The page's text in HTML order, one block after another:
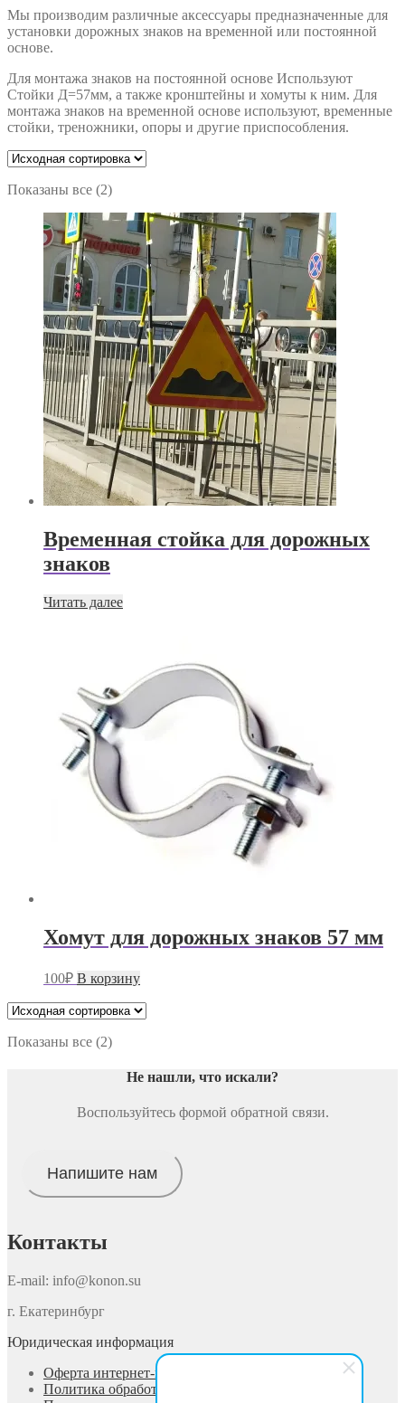
Мы производим различные аксессуары предназначенные для
установки дорожных знаков на временной или постоянной
основе.
Для монтажа знаков на постоянной основе Используют
Стойки Д=57мм, а также кронштейны и хомуты к ним. Для
монтажа знаков на временной основе используют, временные
стойки, треножники, опоры и другие приспособления.
Показаны все (2)
Временная стойка для дорожных
знаков
Читать далее
Хомут для дорожных знаков 57 мм
100₽ В корзину
Показаны все (2)
Не нашли, что искали?
Воспользуйтесь формой обратной связи.
Напишите нам
Контакты
E-mail: info@konon.su
г. Екатеринбург
Юридическая информация
Оферта интернет-магазина
Политика обработки персональных данных